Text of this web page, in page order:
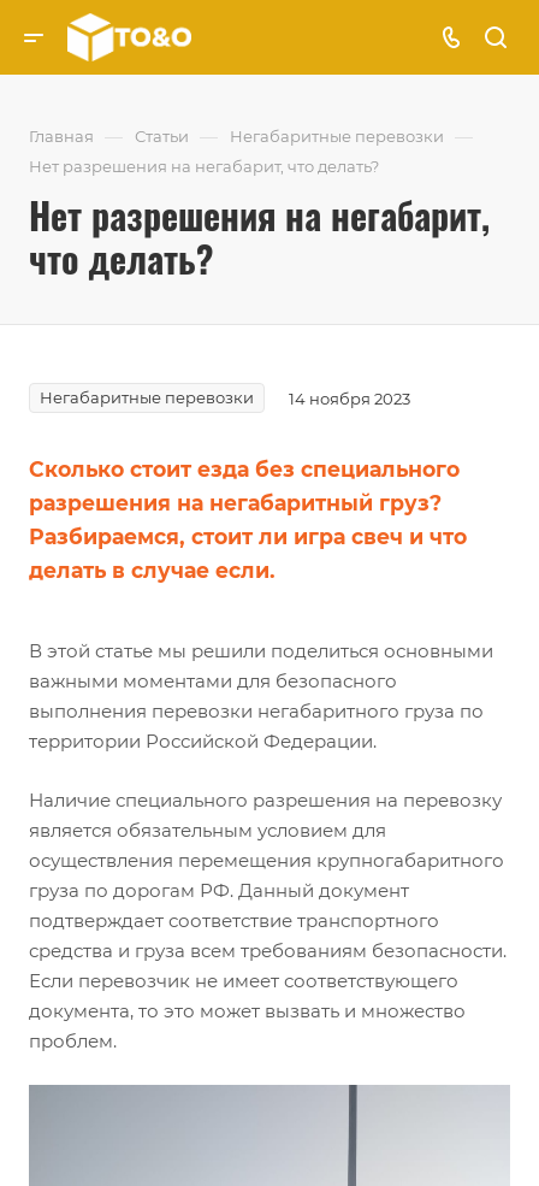
Главная — Статьи — Негабаритные перевозки —
Нет разрешения на негабарит, что делать?
Нет разрешения на негабарит,
что делать?
Негабаритные перевозки 14 ноября 2023
Сколько стоит езда без специального
разрешения на негабаритный груз?
Разбираемся, стоит ли игра свеч и что
делать в случае если.
В этой статье мы решили поделиться основными
важными моментами для безопасного
выполнения перевозки негабаритного груза по
территории Российской Федерации.
Наличие специального разрешения на перевозку
является обязательным условием для
осуществления перемещения крупногабаритного
груза по дорогам РФ. Данный документ
подтверждает соответствие транспортного
средства и груза всем требованиям безопасности.
Если перевозчик не имеет соответствующего
документа, то это может вызвать и множество
проблем.